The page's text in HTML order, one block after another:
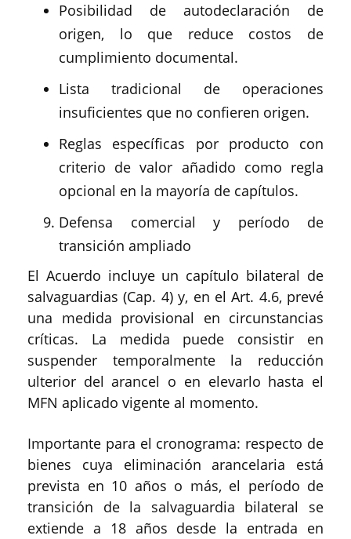
Posibilidad de autodeclaración de
origen, lo que reduce costos de
cumplimiento documental.
Lista tradicional de operaciones
insuficientes que no confieren origen.
Reglas específicas por producto con
criterio de valor añadido como regla
opcional en la mayoría de capítulos.
Defensa comercial y período de
transición ampliado
El Acuerdo incluye un capítulo bilateral de
salvaguardias (Cap. 4) y, en el Art. 4.6, prevé
una medida provisional en circunstancias
críticas. La medida puede consistir en
suspender temporalmente la reducción
ulterior del arancel o en elevarlo hasta el
MFN aplicado vigente al momento.
Importante para el cronograma: respecto de
bienes cuya eliminación arancelaria está
prevista en 10 años o más, el período de
transición de la salvaguardia bilateral se
extiende a 18 años desde la entrada en